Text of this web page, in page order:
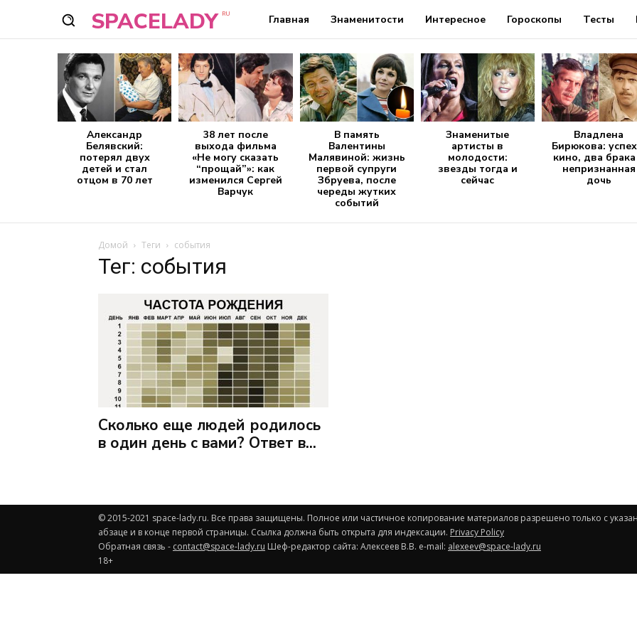
SPACELADY RU Главная Знаменитости Интересное Гороскопы Тесты
Александр
Белявский:
потерял двух
детей и стал
отцом в 70 лет
38 лет после
выхода фильма
«Не могу сказать
“прощай”»: как
изменился Сергей
Варчук
В память
Валентины
Малявиной: жизнь
первой супруги
Збруева, после
череды жутких
событий
Знаменитые
артисты в
молодости:
звезды тогда и
сейчас
Владлена
Бирюкова:
кино, два
непризнанная
дочь
Домой Теги события
Тег: события
Сколько еще людей родилось
в один день с вами? Ответ в...
© 2015-2021 space-lady.ru. Все права защищены. Полное или частичное копирование материалов разрешено только с
абзаце и в конце первой страницы. Ссылка должна быть открыта для индексации. Privacy Policy
Обратная связь - contact@space-lady.ru Шеф-редактор сайта: Алексеев В.В. e-mail: alexeev@space-lady.ru
18+